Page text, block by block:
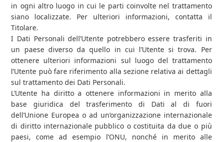
in ogni altro luogo in cui le parti coinvolte nel trattamento
siano localizzate. Per ulteriori informazioni, contatta il
Titolare.
I Dati Personali dell’Utente potrebbero essere trasferiti in
un paese diverso da quello in cui l’Utente si trova. Per
ottenere ulteriori informazioni sul luogo del trattamento
l’Utente può fare riferimento alla sezione relativa ai dettagli
sul trattamento dei Dati Personali.
L’Utente ha diritto a ottenere informazioni in merito alla
base giuridica del trasferimento di Dati al di fuori
dell’Unione Europea o ad un’organizzazione internazionale
di diritto internazionale pubblico o costituita da due o più
paesi, come ad esempio l’ONU, nonché in merito alle